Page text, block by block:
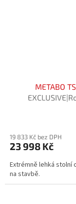
METABO
19 833 Kč bez DPH
23 998 Kč
Extrémně lehká stolní
na stavbě.